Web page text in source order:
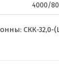
4000/
СКК-32,0-